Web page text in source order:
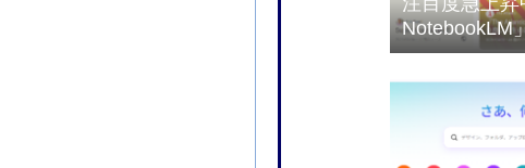
NotebookLM